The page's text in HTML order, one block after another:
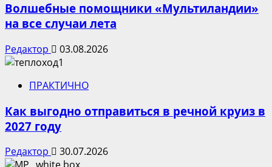
Волшебные помощники «Мультиландии»
на все случаи лета
Редактор 03.08.2026
ПРАКТИЧНО
Как выгодно отправиться в речной круиз в
2027 году
Редактор 30.07.2026